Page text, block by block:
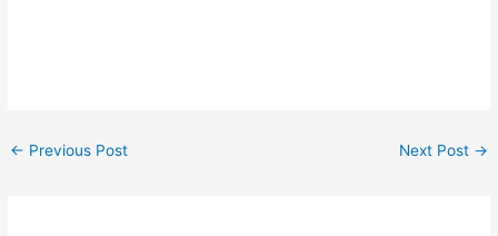
← Previous Post Next Post →